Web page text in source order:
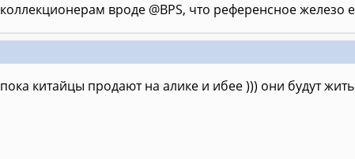
коллекционерам вроде @BPS, что референсное железо
пока китайцы продают на алике и ибее ))) они будут